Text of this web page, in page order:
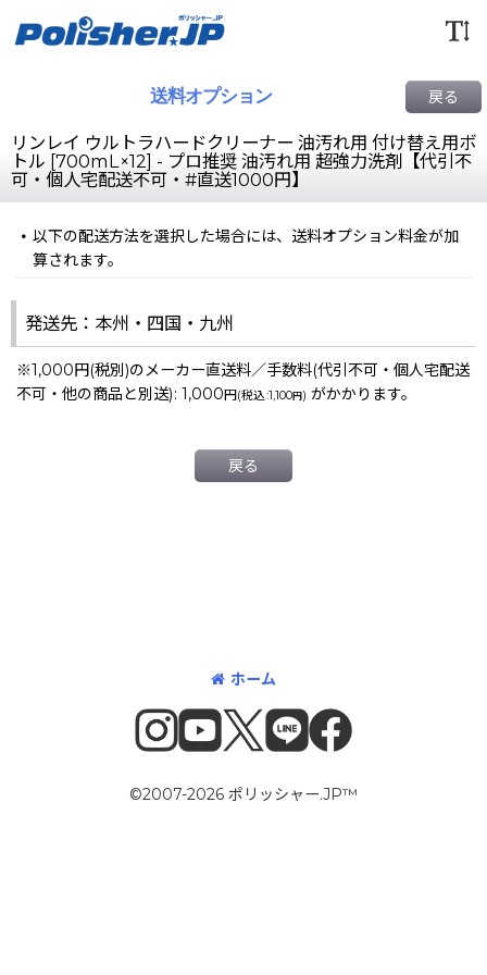
送料オプション 戻る
リンレイ ウルトラハードクリーナー 油汚れ用 付け替え用ボ
トル [700mL×12] - プロ推奨 油汚れ用 超強力洗剤【代引不
可・個人宅配送不可・#直送1000円】
以下の配送方法を選択した場合には、送料オプション料金が加
算されます。
発送先：本州・四国・九州
※1,000円(税別)のメーカー直送料／手数料(代引不可・個人宅配送
不可・他の商品と別送): 1,000円(税込:1,100円) がかかります。
戻る
ホーム
©2007-2026 ポリッシャー.JP™